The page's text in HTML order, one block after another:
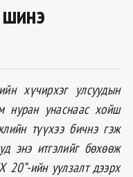
хүчирхэг улсуудын
нуран унаснаас хойш
түүхээ бичнэ гэж
энэ итгэлийг бөхөөж
ийн уулзалт дээрх